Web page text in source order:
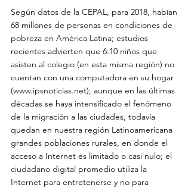
Según datos de la CEPAL, para 2018, habían
68 millones de personas en condiciones de
pobreza en América Latina; estudios
recientes advierten que 6:10 niños que
asisten al colegio (en esta misma región) no
cuentan con una computadora en su hogar
(www.ipsnoticias.net); aunque en las últimas
décadas se haya intensificado el fenómeno
de la migración a las ciudades, todavía
quedan en nuestra región Latinoamericana
grandes poblaciones rurales, en donde el
acceso a Internet es limitado o casi nulo; el
ciudadano digital promedio utiliza la
Internet para entretenerse y no para